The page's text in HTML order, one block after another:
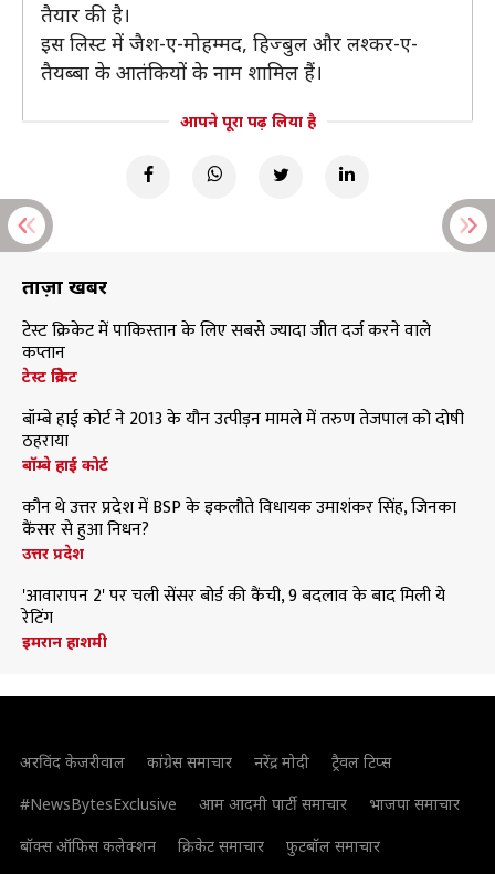
तैयार की है।
इस लिस्ट में जैश-ए-मोहम्मद, हिज्बुल और लश्कर-ए-
तैयब्बा के आतंकियों के नाम शामिल हैं।
आपने पूरा पढ़ लिया है
ताज़ा खबरें
टेस्ट क्रिकेट में पाकिस्तान के लिए सबसे ज्यादा जीत दर्ज करने वाले
कप्तान
टेस्ट क्रिकेट
बॉम्बे हाई कोर्ट ने 2013 के यौन उत्पीड़न मामले में तरुण तेजपाल को दोषी
ठहराया
बॉम्बे हाई कोर्ट
कौन थे उत्तर प्रदेश में BSP के इकलौते विधायक उमाशंकर सिंह, जिनका
कैंसर से हुआ निधन?
उत्तर प्रदेश
'आवारापन 2' पर चली सेंसर बोर्ड की कैंची, 9 बदलाव के बाद मिली ये
रेटिंग
इमरान हाशमी
अरविंद केजरीवाल कांग्रेस समाचार नरेंद्र मोदी
ट्रैवल टिप्स
#NewsBytesExclusive
आम आदमी पार्टी समाचार
भाजपा समाचार
बॉक्स ऑफिस कलेक्शन
क्रिकेट समाचार फुटबॉल समाचार